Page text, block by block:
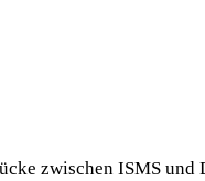
zwischen ISMS und